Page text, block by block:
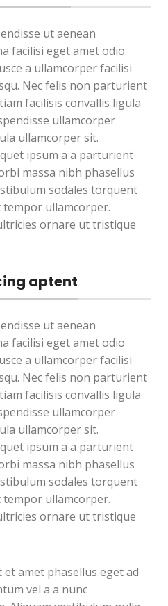
ut aenean
facilisi eget amet odio
a ullamcorper facilisi
Nec felis non parturient
facilisis convallis ligula
ullamcorper
ullamcorper sit.
ipsum a a parturient
massa nibh phasellus
sodales torquent
ullamcorper.
ornare ut tristique
aptent
ut aenean
facilisi eget amet odio
a ullamcorper facilisi
Nec felis non parturient
facilisis convallis ligula
ullamcorper
ullamcorper sit.
ipsum a a parturient
massa nibh phasellus
sodales torquent
ullamcorper.
ornare ut tristique
amet phasellus eget ad
vel a a nunc